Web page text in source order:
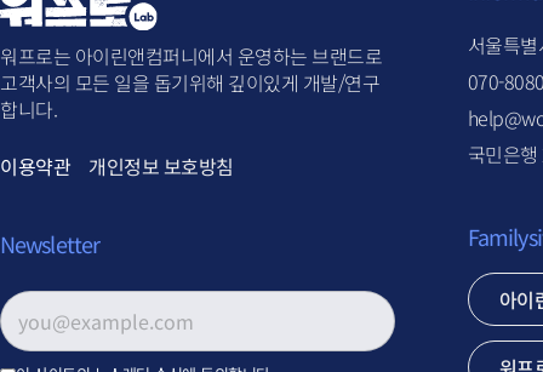
워프로는 아이린앤컴퍼니에서 운영하는 브랜드로
고객사의 모든 일을 돕기위해 깊이있게 개발/연구
합니다.
이용약관
개인정보 보호방침
Newsletter
이메일 주소*
서울특
070-
국민은
아이